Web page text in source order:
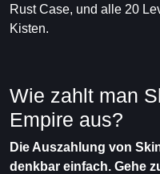
Rust Case, und alle 20
Kisten.
Wie zahlt man
Empire aus?
Die Auszahlung von
denkbar einfach. Gehe